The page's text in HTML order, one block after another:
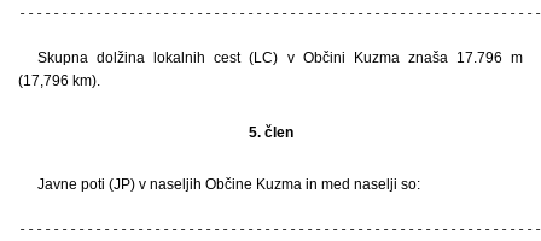
Skupna dolžina lokalnih cest (LC) v Občini Kuzma znaša 17.796 m
(17,796 km).
5. člen
Javne poti (JP) v naseljih Občine Kuzma in med naselji so: